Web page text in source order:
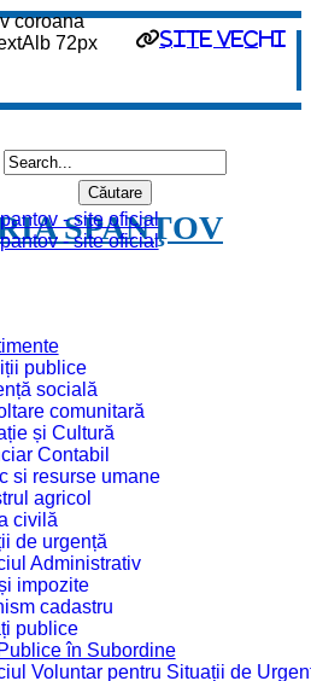
site vechi
SPANŢOV
publice
socială
comunitară
și Cultură
Contabil
si resurse umane
agricol
civilă
de urgență
Administrativ
impozite
cadastru
publice
în Subordine
Voluntar pentru Situații de